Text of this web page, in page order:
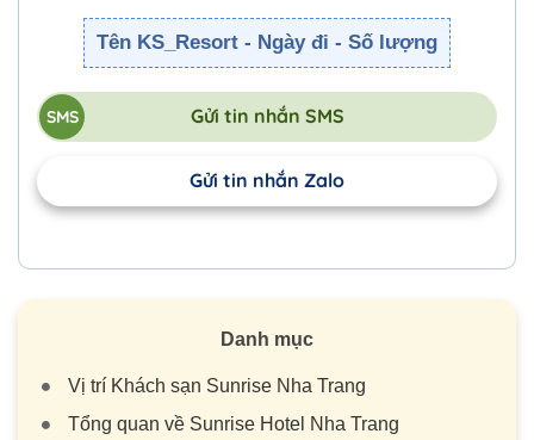
Tên KS_Resort - Ngày đi - Số lượng
Gửi tin nhắn SMS
Gửi tin nhắn Zalo
Danh mục
Vị trí Khách sạn Sunrise Nha Trang
Tổng quan về Sunrise Hotel Nha Trang